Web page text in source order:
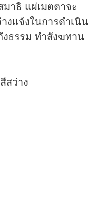
มาธิ แผ่เมตตาจะ
งแจ้งในการดำเนิน
งธรรม ทำสังฆทาน
สว่าง